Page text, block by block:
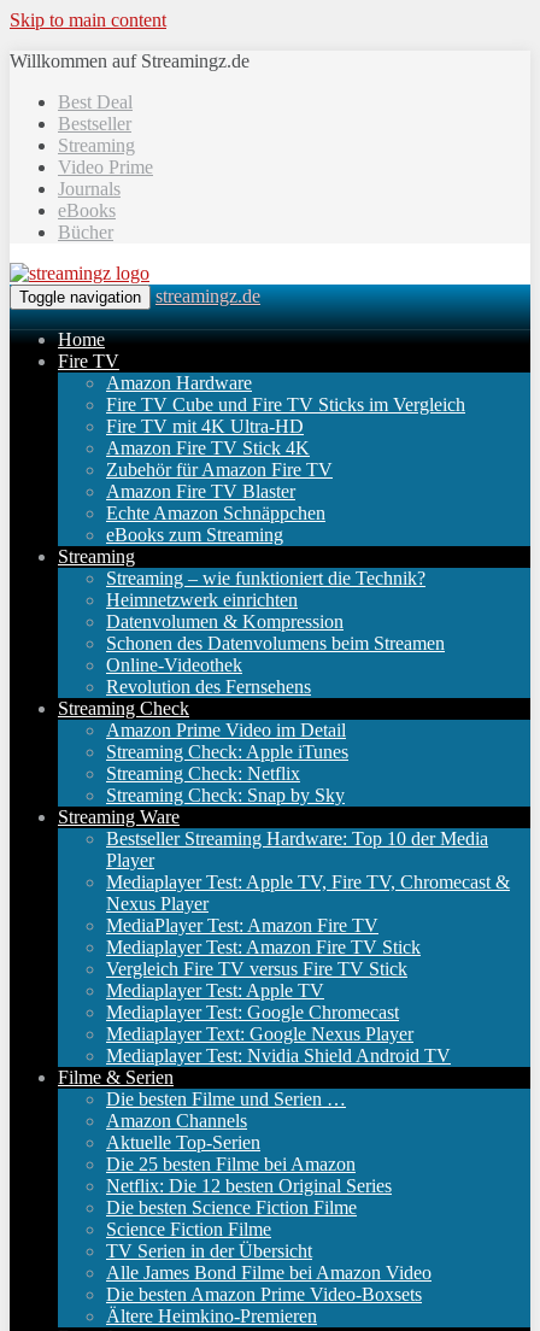
Skip to main content
Willkommen auf Streamingz.de
Best Deal
Bestseller
Streaming
Video Prime
Journals
eBooks
Bücher
Toggle navigation streamingz.de
Home
Fire TV
Amazon Hardware
Fire TV Cube und Fire TV Sticks im Vergleich
Fire TV mit 4K Ultra-HD
Amazon Fire TV Stick 4K
Zubehör für Amazon Fire TV
Amazon Fire TV Blaster
Echte Amazon Schnäppchen
eBooks zum Streaming
Streaming
Streaming – wie funktioniert die Technik?
Heimnetzwerk einrichten
Datenvolumen & Kompression
Schonen des Datenvolumens beim Streamen
Online-Videothek
Revolution des Fernsehens
Streaming Check
Amazon Prime Video im Detail
Streaming Check: Apple iTunes
Streaming Check: Netflix
Streaming Check: Snap by Sky
Streaming Ware
Bestseller Streaming Hardware: Top 10 der Media
Player
Mediaplayer Test: Apple TV, Fire TV, Chromecast &
Nexus Player
MediaPlayer Test: Amazon Fire TV
Mediaplayer Test: Amazon Fire TV Stick
Vergleich Fire TV versus Fire TV Stick
Mediaplayer Test: Apple TV
Mediaplayer Test: Google Chromecast
Mediaplayer Text: Google Nexus Player
Mediaplayer Test: Nvidia Shield Android TV
Filme & Serien
Die besten Filme und Serien …
Amazon Channels
Aktuelle Top-Serien
Die 25 besten Filme bei Amazon
Netflix: Die 12 besten Original Series
Die besten Science Fiction Filme
Science Fiction Filme
TV Serien in der Übersicht
Alle James Bond Filme bei Amazon Video
Die besten Amazon Prime Video-Boxsets
Ältere Heimkino-Premieren